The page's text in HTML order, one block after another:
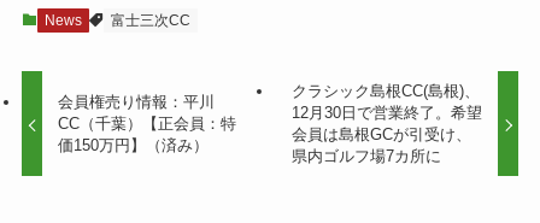
News 富士三次CC
会員権売り情報：平川
CC（千葉）【正会員：特
価150万円】（済み）
クラシック島根CC(島根)、
12月30日で営業終了。希望
会員は島根GCが引受け、
県内ゴルフ場7カ所に